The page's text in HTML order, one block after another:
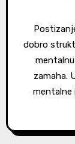
Postizanje dosljednih udaraca u sportu zahtijeva
dobro
zamaha.
mentalne